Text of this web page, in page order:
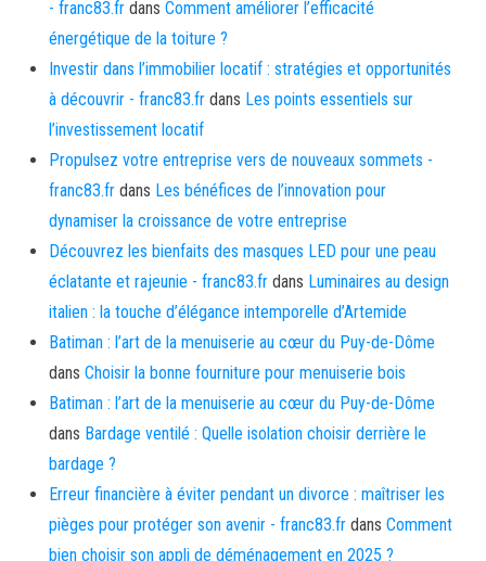
- franc83.fr dans Comment améliorer l’efficacité
énergétique de la toiture ?
Investir dans l’immobilier locatif : stratégies et opportunités
à découvrir - franc83.fr dans Les points essentiels sur
l’investissement locatif
Propulsez votre entreprise vers de nouveaux sommets -
franc83.fr dans Les bénéfices de l’innovation pour
dynamiser la croissance de votre entreprise
Découvrez les bienfaits des masques LED pour une peau
éclatante et rajeunie - franc83.fr dans Luminaires au design
italien : la touche d’élégance intemporelle d’Artemide
Batiman : l’art de la menuiserie au cœur du Puy-de-Dôme
dans Choisir la bonne fourniture pour menuiserie bois
Batiman : l’art de la menuiserie au cœur du Puy-de-Dôme
dans Bardage ventilé : Quelle isolation choisir derrière le
bardage ?
Erreur financière à éviter pendant un divorce : maîtriser les
pièges pour protéger son avenir - franc83.fr dans Comment
bien choisir son appli de déménagement en 2025 ?